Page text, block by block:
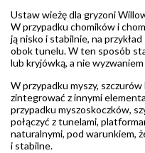
Ustaw wieżę dla gryzoni
W przypadku chomików i
ją nisko i stabilnie, na
obok tunelu. W ten sposób
lub kryjówką, a nie
W przypadku myszy,
zintegrować z innymi
przypadku myszoskoczków,
połączyć z tunelami,
naturalnymi, pod warunkiem,
i stabilne.